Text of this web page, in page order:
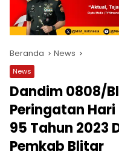
Beranda News
News
Dandim 0808/
Peringatan Hari
95 Tahun 2023
Pemkab Blitar